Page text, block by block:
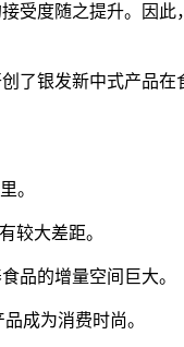
受度随之提升。因
了银发新中式产品在
。
较大差距。
品的增量空间巨大。
成为消费时尚。